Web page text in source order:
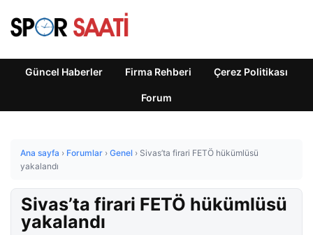
Güncel Haberler Firma Rehberi Çerez Politikası
Forum
Ana sayfa › Forumlar › Genel › Sivas’ta firari FETÖ hükümlüsü
yakalandı
Sivas’ta firari FETÖ hükümlüsü
yakalandı